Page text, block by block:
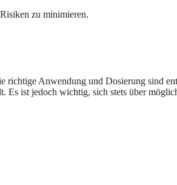
zu minimieren.
Anwendung und Dosierung sind
Es ist jedoch wichtig, sich stets über